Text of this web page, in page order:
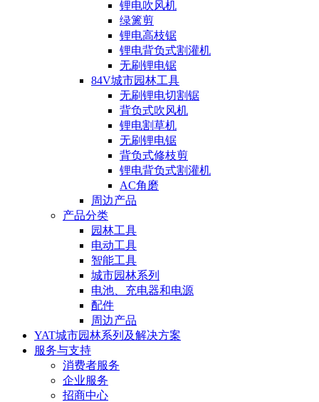
锂电吹风机
绿篱剪
锂电高枝锯
锂电背负式割灌机
无刷锂电锯
84V城市园林工具
无刷锂电切割锯
背负式吹风机
锂电割草机
无刷锂电锯
背负式修枝剪
锂电背负式割灌机
AC角磨
周边产品
产品分类
园林工具
电动工具
智能工具
城市园林系列
电池、充电器和电源
配件
周边产品
YAT城市园林系列及解决方案
服务与支持
消费者服务
企业服务
招商中心